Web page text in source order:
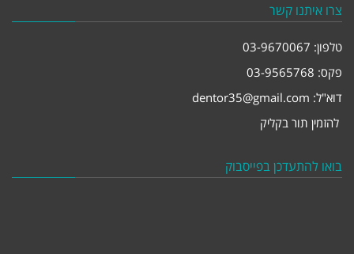
צרו איתנו קשר
טלפון: 03-9670067
פקס: 03-9565768
דוא"ל: dentor35@gmail.com
להזמין תור בקליק
בואו להתעדכן בפייסבוק